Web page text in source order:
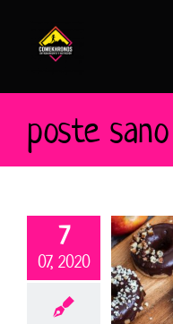
contenido
poste sano
7
07, 2020